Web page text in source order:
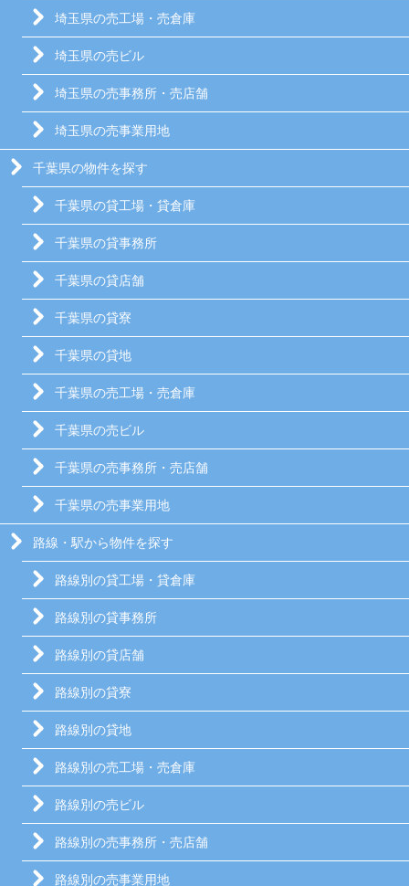
埼玉県の売工場・売倉庫
埼玉県の売ビル
埼玉県の売事務所・売店舗
埼玉県の売事業用地
千葉県の物件を探す
千葉県の貸工場・貸倉庫
千葉県の貸事務所
千葉県の貸店舗
千葉県の貸寮
千葉県の貸地
千葉県の売工場・売倉庫
千葉県の売ビル
千葉県の売事務所・売店舗
千葉県の売事業用地
路線・駅から物件を探す
路線別の貸工場・貸倉庫
路線別の貸事務所
路線別の貸店舗
路線別の貸寮
路線別の貸地
路線別の売工場・売倉庫
路線別の売ビル
路線別の売事務所・売店舗
路線別の売事業用地